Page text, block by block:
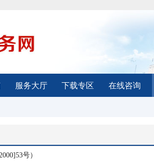
服务大厅 下载专区 在线咨询
号）